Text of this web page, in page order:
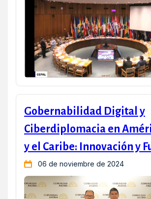
Gobernabilidad Digital y
Ciberdiplomacia en
y el Caribe: Innovación y
06 de noviembre de 2024